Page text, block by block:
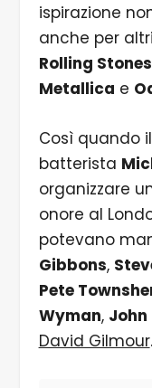
ispirazione
anche per
Rolling Stones
Metallica e
Così quando
batterista
organizzare
onore al
potevano
Gibbons,
Pete
Wyman,
David Gilmour.